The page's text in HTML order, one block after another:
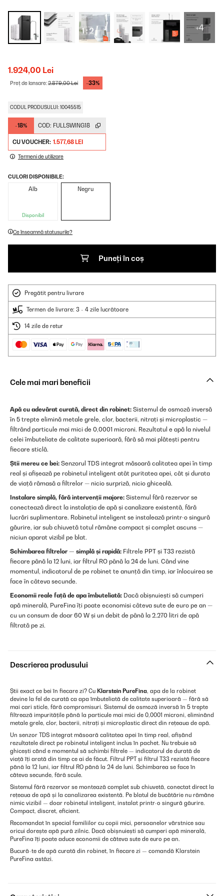
+4
1.924,00 Lei
Preț de lansare:2.879,00 Lei -33%
CODUL PRODUSULUI: 10045515
-18% COD: FULLSWING18
CU VOUCHER: 1.577,68 LEI
Termeni de utilizare
CULORI DISPONIBILE:
Alb
Disponibil
Negru
Ce înseamnă statusurile?
Puneți în coș
Pregătit pentru livrare
Termen de livrare: 3 - 4 zile lucrătoare
14 zile de retur
Cele mai mari beneficii
Apă cu adevărat curată, direct din robinet: Sistemul de osmoză inversă
în 5 trepte elimină metale grele, clor, bacterii, nitrați și microplastic —
filtrând particule mai mici de 0,0001 microni. Rezultatul e apă la nivelul
celei îmbuteliate de calitate superioară, fără să mai plătești pentru
fiecare sticlă.
Știi mereu ce bei: Senzorul TDS integrat măsoară calitatea apei în timp
real și afișează pe robinetul inteligent atât puritatea apei, cât și durata
de viață rămasă a filtrelor — nicio surpriză, nicio ghiceală.
Instalare simplă, fără intervenții majore: Sistemul fără rezervor se
conectează direct la instalația de apă și canalizare existentă, fără
lucrări suplimentare. Robinetul inteligent se instalează printr-o singură
găurire, iar sub chiuvetă totul rămâne compact și complet ascuns —
niciun aparat vizibil pe blat.
Schimbarea filtrelor — simplă și rapidă: Filtrele PPT și T33 rezistă
fiecare până la 12 luni, iar filtrul RO până la 24 de luni. Când vine
momentul, indicatorul de pe robinet te anunță din timp, iar înlocuirea se
face în câteva secunde.
Economii reale față de apa îmbuteliată: Dacă obișnuiești să cumperi
apă minerală, PureFina îți poate economisi câteva sute de euro pe an —
cu un consum de doar 60 W și un debit de până la 2.270 litri de apă
filtrată pe zi.
Descrierea produsului
Știi exact ce bei în fiecare zi? Cu Klarstein PureFina, apa de la robinet
devine la fel de curată ca apa îmbuteliată de calitate superioară — fără să
mai cari sticle, fără compromisuri. Sistemul de osmoză inversă în 5 trepte
filtrează impuritățile până la particule mai mici de 0,0001 microni, eliminând
metale grele, clor, bacterii, nitrați și microplastic direct din rețeaua de apă.
Un senzor TDS integrat măsoară calitatea apei în timp real, afișând
rezultatele direct pe robinetul inteligent inclus în pachet. Nu trebuie să
ghicești când e momentul să schimbi filtrele — indicatorul de durată de
viață îți arată din timp ce ai de făcut. Filtrul PPT și filtrul T33 rezistă fiecare
până la 12 luni, iar filtrul RO până la 24 de luni. Schimbarea se face în
câteva secunde, fără scule.
Sistemul fără rezervor se montează complet sub chiuvetă, conectat direct la
rețeaua de apă și la canalizarea existentă. Pe blatul de bucătărie nu rămâne
nimic vizibil — doar robinetul inteligent, instalat printr-o singură găurire.
Compact, discret, eficient.
Recomandat în special familiilor cu copii mici, persoanelor vârstnice sau
oricui dorește apă pură zilnic. Dacă obișnuiești să cumperi apă minerală,
PureFina îți poate aduce economii de câteva sute de euro pe an.
Bucură-te de apă curată din robinet, în fiecare zi — comandă Klarstein
PureFina astăzi.